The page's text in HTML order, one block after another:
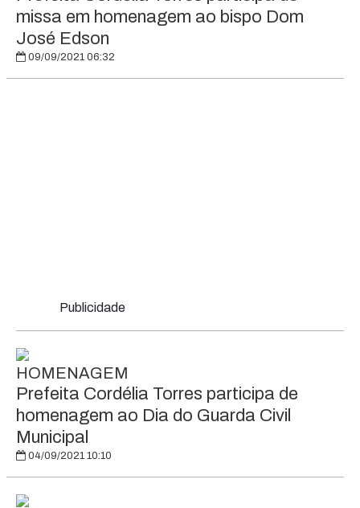
missa em homenagem ao bispo Dom
José Edson
09/09/2021 06:32
Publicidade
HOMENAGEM
Prefeita Cordélia Torres participa de
homenagem ao Dia do Guarda Civil
Municipal
04/09/2021 10:10